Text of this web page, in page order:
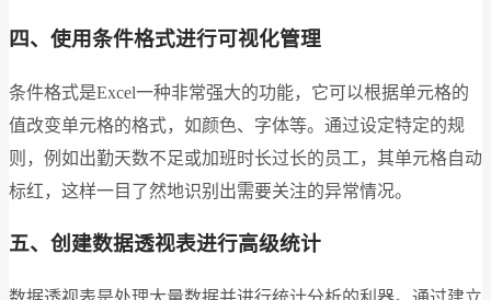
四、使用条件格式进行可视化管理
条件格式是Excel一种非常强大的功能，它可以根据单元格的
值改变单元格的格式，如颜色、字体等。通过设定特定的规
则，例如出勤天数不足或加班时长过长的员工，其单元格自动
标红，这样一目了然地识别出需要关注的异常情况。
五、创建数据透视表进行高级统计